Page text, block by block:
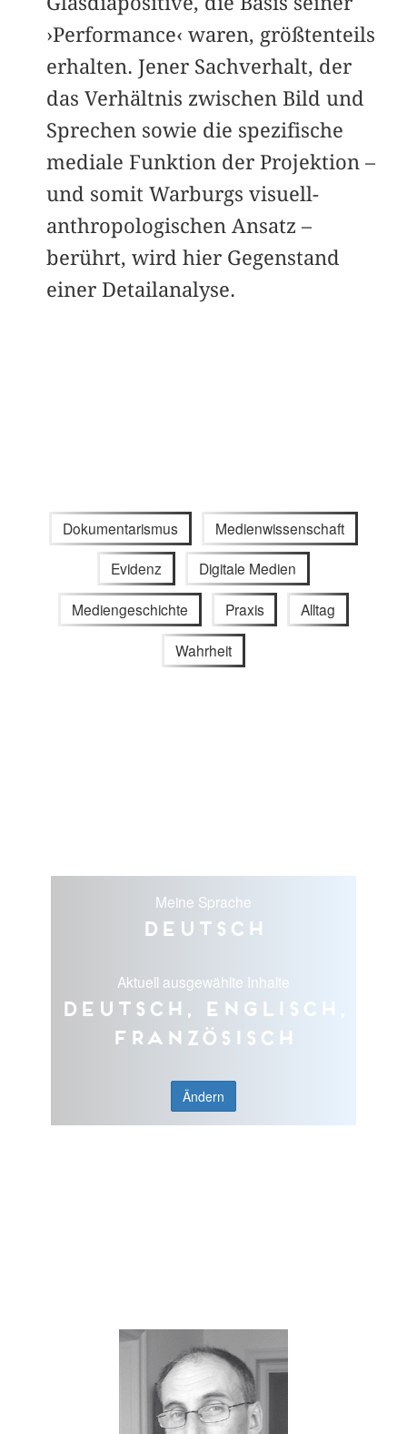
›Performance‹ waren, größtenteils
erhalten. Jener Sachverhalt, der
das Verhältnis zwischen Bild und
Sprechen sowie die spezifische
mediale Funktion der Projektion –
und somit Warburgs visuell-
anthropologischen Ansatz –
berührt, wird hier Gegenstand
einer Detailanalyse.
Dokumentarismus Medienwissenschaft
Evidenz Digitale Medien
Mediengeschichte Praxis Alltag
Wahrheit
Meine Sprache
Deutsch
Aktuell ausgewählte Inhalte
Deutsch, Englisch,
Französisch
Ändern